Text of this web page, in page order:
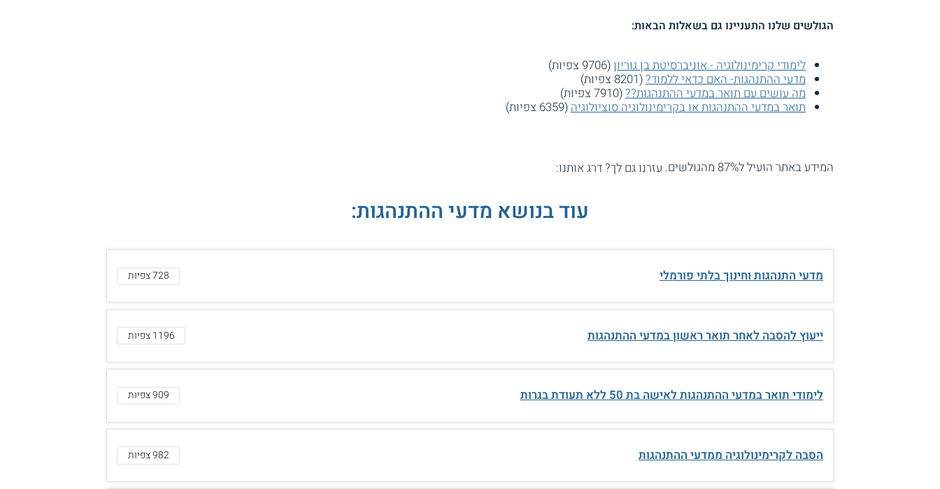
הגולשים שלנו התעניינו גם בשאלות הבאות:
לימודי קרימינולוגיה - אוניברסיטת בן גוריון(9706 צפיות)
מדעי ההתנהגות- האם כדאי ללמוד?(8201 צפיות)
מה עושים עם תואר במדעי ההתנהגות??(7910 צפיות)
תואר במדעי ההתנהגות או בקרימינולוגיה סוציולוגיה (6359 צפיות)
המידע באתר הועיל ל87% מהגולשים. עזרנו גם לך? דרג אותנו:
עוד בנושא מדעי ההתנהגות:
מדעי התנהגות וחינוך בלתי פורמלי 728 צפיות
ייעוץ להסבה לאחר תואר ראשון במדעי ההתנהגות 1196 צפיות
לימודי תואר במדעי ההתנהגות לאישה בת 50 ללא תעודת בגרות 909 צפיות
הסבה לקרימינולוגיה ממדעי ההתנהגות 982 צפיות